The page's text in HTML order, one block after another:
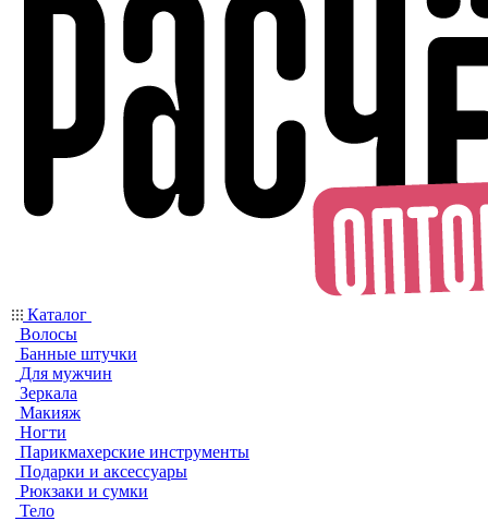
Каталог
Волосы
Банные штучки
Для мужчин
Зеркала
Макияж
Ногти
Парикмахерские инструменты
Подарки и аксессуары
Рюкзаки и сумки
Тело